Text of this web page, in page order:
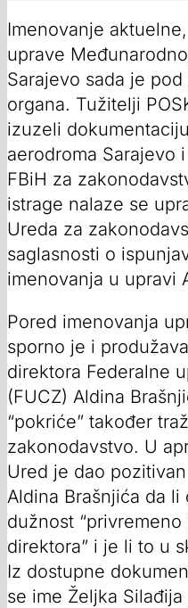
Imenovanje
uprave
Sarajevo sada je
organa. Tužitelji
izuzeli
aerodroma Sarajevo
FBiH za
istrage nalaze se
Ureda za
saglasnosti o
imenovanja u upravi
Pored imenovanja
sporno je i
direktora Federalne
(FUCZ) Aldina
“pokriće” također
zakonodavstvo. U
Ured je dao
Aldina Brašnjića da
dužnost
direktora” i je li to u
Iz dostupne
se ime Željka